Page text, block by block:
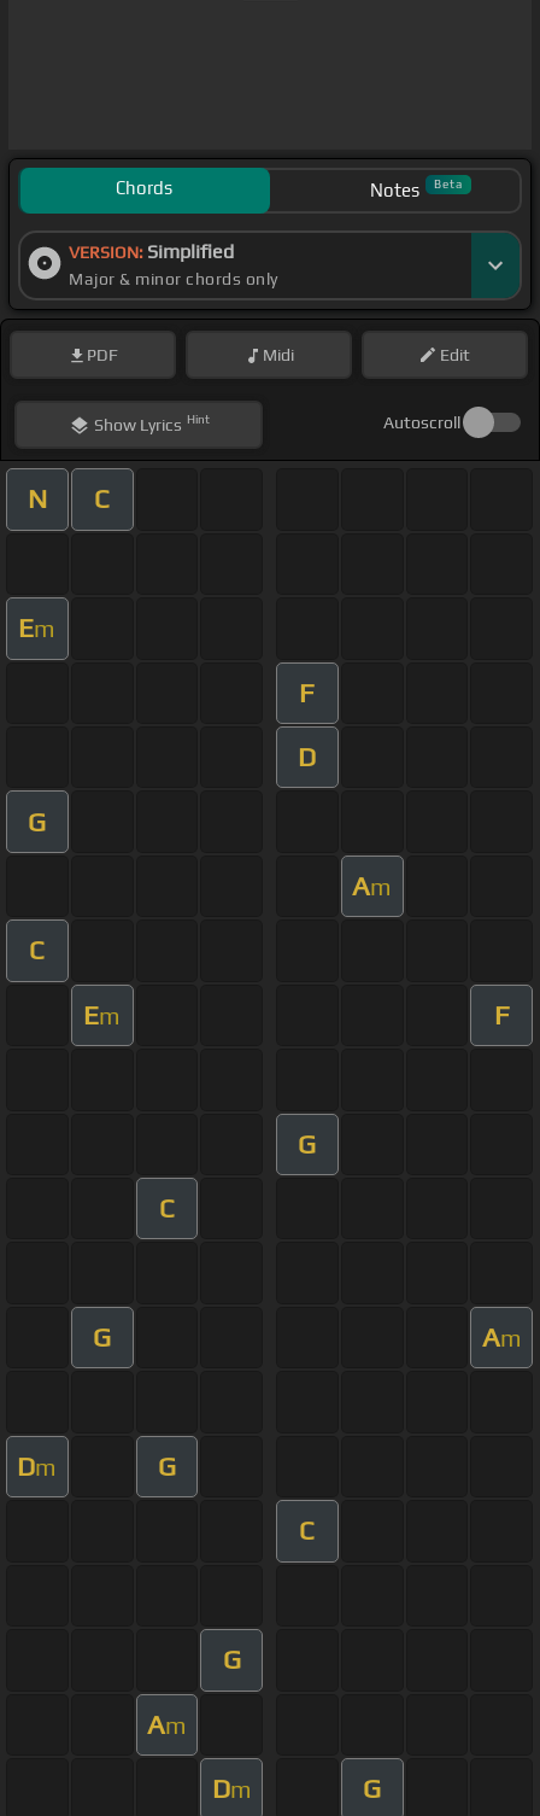
Chords Notes Beta
VERSION: Simplified
Major & minor chords only
PDF Midi Edit
ShowLyrics Hint Autoscroll
N C
Em
F
D
G
Am
C
Em F
G
C
G Am
Dm G
C
G
Am
Dm G